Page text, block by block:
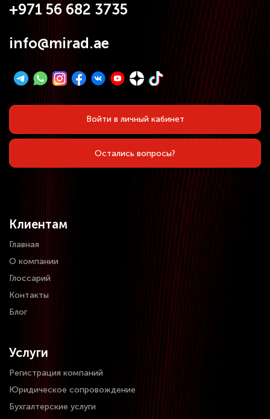
Клиентам
Главная
О компании
Глоссарий
Контакты
Блог
Услуги
Регистрация компаний
Юридическое сопровождение
Бухгалтерские услуги
Войти в личный кабинет
Остались вопросы?
+971 56 682 3735
info@mirad.ae